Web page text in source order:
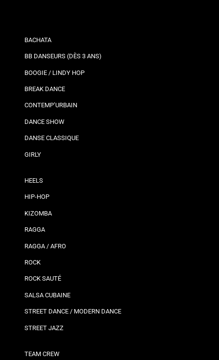
BACHATA
BB DANSEURS (DÈS 3 ANS)
BOOGIE / LINDY HOP
BREAK DANCE
CONTEMP’URBAIN
DANCE SHOW
DANSE CLASSIQUE
GIRLY
HEELS
HIP-HOP
KIZOMBA
RAGGA
RAGGA / AFRO
ROCK
ROCK SAUTÉ
SALSA CUBAINE
STREET DANCE / MODERN DANCE
STREET JAZZ
TEAM CREW